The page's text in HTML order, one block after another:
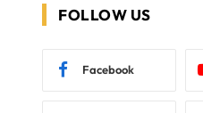
FOLLOW US
Facebook